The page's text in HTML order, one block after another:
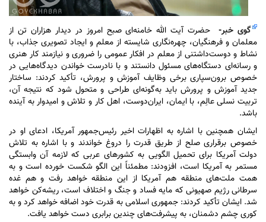
گوی خبر- حضرت آیت الله خامنه‌ای صبح امروز در دیدار هزاران تن از
معلمان و فرهنگیان، چهره‌نگاری شایسته از معلم و ایجاد تصویری جذاب، با
نشاط و دوست‌داشتنی از معلم در افکار عمومی را ضروری و نیازمند کار هنری
و رسانه‌ای دستگاه‌های مسئول دانستند و با نادرست خواندن دیدگاه‌هایی در
خصوص برون‌سپاری برخی وظایف آموزش و پرورش، تأکید کردند: ساختار
جدید آموزش و پرورش باید به‌گونه‌ای طراحی و متحول شود که نتیجه آن،
تربیت نسلی عالِم، با ایمان، ایران‌دوست، اهل کار و تلاش و امیدوار به آینده
باشد.
ایشان همچنین با اشاره به اظهارات اخیر رئیس‌جمهور آمریکا، ادعای او در
خصوص برقراری صلح از طریق قدرت را دروغ خواندند و با اشاره به تلاش
دولت آمریکا برای تحمیل الگویی به کشور‌های عربی که لازمه آن وابستگی
مستمر به آمریکا است، افزودند: مطمئناً این الگو شکست خورده است و به
همت ملت‌های منطقه هم آمریکا از این منطقه خواهد رفت و هم غده
سرطانی رژیم صهیونی که مایه فساد و جنگ و اختلاف است، ریشه‌کن خواهد
شد. ایشان تأکید کردند: جمهوری اسلامی به قدرت خود اضافه خواهد کرد و به
کوری چشم دشمنان، به پیشرفت‌های چندین برابری دست خواهد یافت.